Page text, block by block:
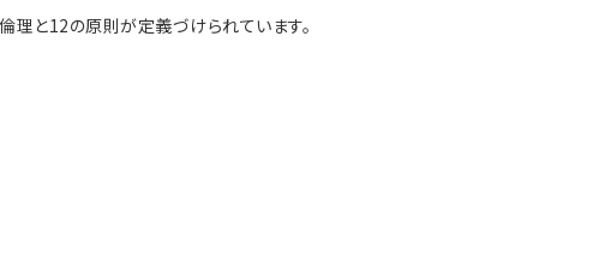
理と12の原則が定義づけられています。